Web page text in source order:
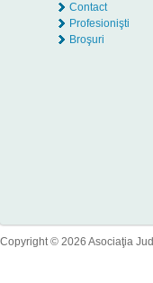
Contact
Profesionişti
Broşuri
Copyright © 2026 Asociaţia